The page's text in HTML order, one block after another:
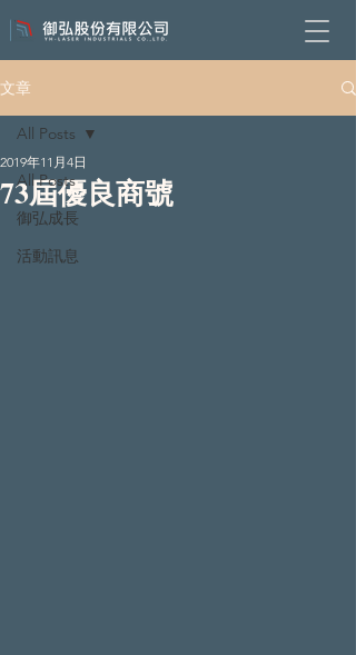
文章
All Posts
御弘成長
活動訊息
All Posts
73屆優良商號
2019年11月4日